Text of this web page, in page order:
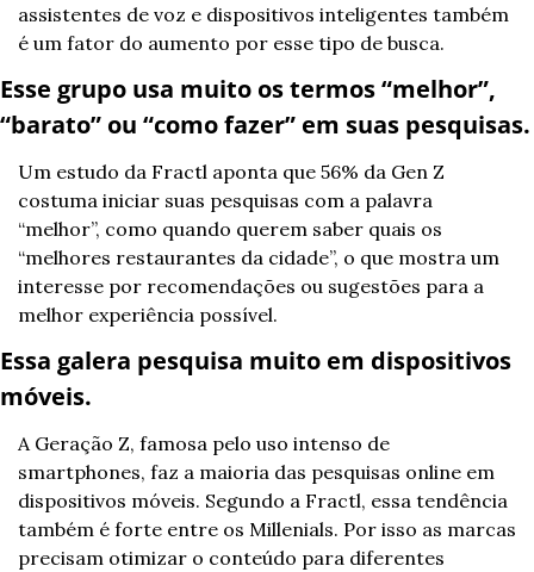
assistentes de voz e dispositivos inteligentes também
é um fator do aumento por esse tipo de busca.
Esse grupo usa muito os termos “melhor”,
“barato” ou “como fazer” em suas pesquisas.
Um estudo da Fractl aponta que 56% da Gen Z
costuma iniciar suas pesquisas com a palavra
“melhor”, como quando querem saber quais os
“melhores restaurantes da cidade”, o que mostra um
interesse por recomendações ou sugestões para a
melhor experiência possível.
Essa galera pesquisa muito em dispositivos
móveis.
A Geração Z, famosa pelo uso intenso de
smartphones, faz a maioria das pesquisas online em
dispositivos móveis. Segundo a Fractl, essa tendência
também é forte entre os Millenials. Por isso as marcas
precisam otimizar o conteúdo para diferentes